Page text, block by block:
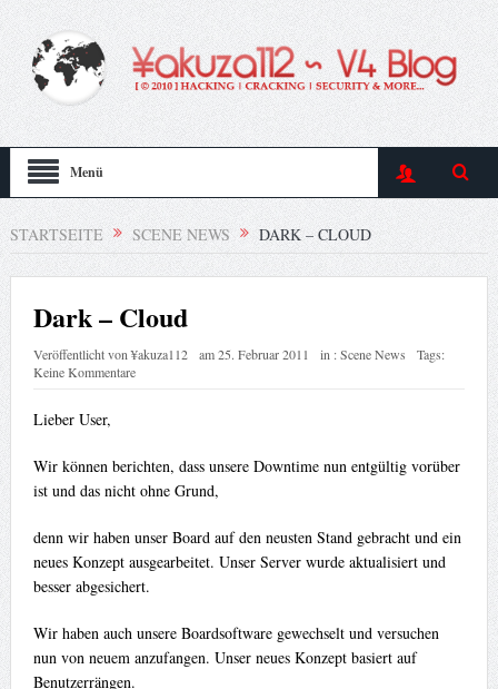
Menü
STARTSEITE SCENE NEWS DARK – CLOUD
Dark – Cloud
Veröffentlicht von¥akuza112 am25. Februar 2011 in :Scene News
Tags:
Keine Kommentare
Lieber User,
Wir können berichten, dass unsere Downtime nun entgültig vorüber
ist und das nicht ohne Grund,
denn wir haben unser Board auf den neusten Stand gebracht und ein
neues Konzept ausgearbeitet. Unser Server wurde aktualisiert und
besser abgesichert.
Wir haben auch unsere Boardsoftware gewechselt und versuchen
nun von neuem anzufangen. Unser neues Konzept basiert auf
Benutzerrängen.